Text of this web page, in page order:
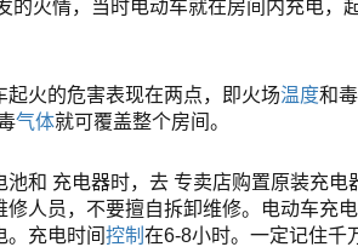
的火情，当时电动车就在房间内充电，
火的危害表现在两点，即火场温度和
气体就可覆盖整个房间。
池和 充电器时，去 专卖店购置原装充电
人员，不要擅自拆卸维修。电动车充
。充电时间控制 在6-8小时。一定记住千